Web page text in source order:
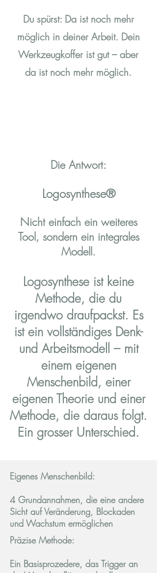
Du spürst: Da ist noch mehr
möglich in deiner Arbeit. Dein
Werkzeugkoffer ist gut – aber
da ist noch mehr möglich.
Die Antwort:
Logosynthese®
Nicht einfach ein weiteres
Tool, sondern ein integrales
Modell.
Logosynthese ist keine
Methode, die du
irgendwo draufpackst. Es
ist ein vollständiges Denk-
und Arbeitsmodell – mit
einem eigenen
Menschenbild, einer
eigenen Theorie und einer
Methode, die daraus folgt.
Ein grosser Unterschied.
Eigenes Menschenbild:
4 Grundannahmen, die eine andere
Sicht auf Veränderung, Blockaden
und Wachstum ermöglichen
Präzise Methode:
Ein Basisprozedere, das Trigger an